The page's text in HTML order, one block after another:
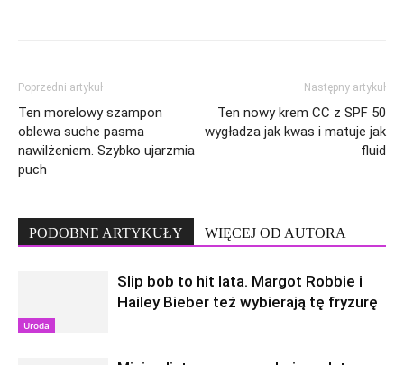
Poprzedni artykuł
Ten morelowy szampon
oblewa suche pasma
nawilżeniem. Szybko ujarzmia
puch
Następny artykuł
Ten nowy krem CC z SPF 50
wygładza jak kwas i matuje jak
fluid
PODOBNE ARTYKUŁY WIĘCEJ OD AUTORA
Uroda
Slip bob to hit lata. Margot Robbie i
Hailey Bieber też wybierają tę fryzurę